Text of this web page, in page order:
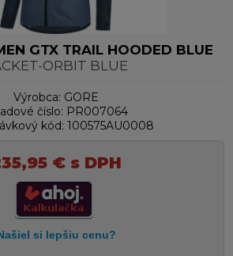
GTX TRAIL HOODED BLUE
ORBIT BLUE
Výrobca: GORE
číslo: PR007064
kód: 100575AU0008
€s DPH